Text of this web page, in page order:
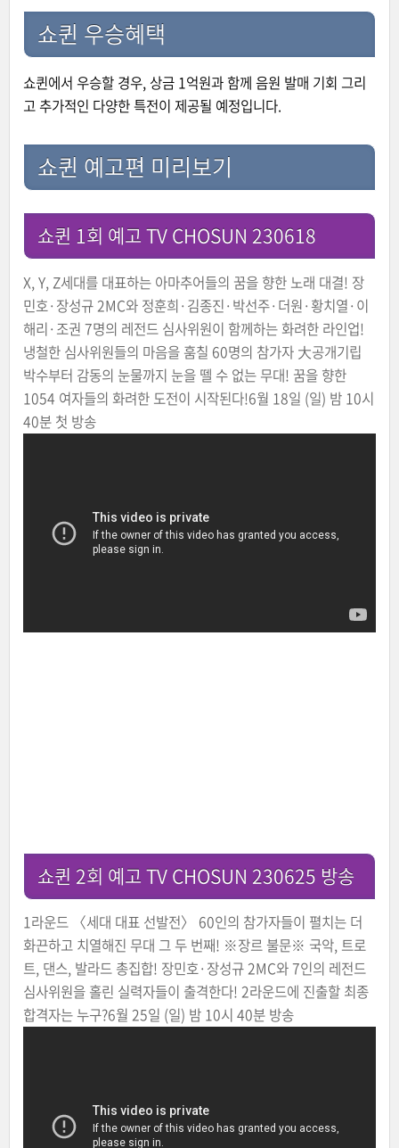
쇼퀸 우승혜택
쇼퀸에서 우승할 경우, 상금 1억원과 함께 음원 발매 기회 그리
고 추가적인 다양한 특전이 제공될 예정입니다.
쇼퀸 예고편 미리보기
쇼퀸 1회 예고 TV CHOSUN 230618
X, Y, Z세대를 대표하는 아마추어들의 꿈을 향한 노래 대결! 장
민호·장성규 2MC와 정훈희·김종진·박선주·더원·황치열·이
해리·조권 7명의 레전드 심사위원이 함께하는 화려한 라인업!
냉철한 심사위원들의 마음을 훔칠 60명의 참가자 大공개기립
박수부터 감동의 눈물까지 눈을 뗄 수 없는 무대! 꿈을 향한
1054 여자들의 화려한 도전이 시작된다!6월 18일 (일) 밤 10시
40분 첫 방송
쇼퀸 2회 예고 TV CHOSUN 230625 방송
1라운드 〈세대 대표 선발전〉 60인의 참가자들이 펼치는 더
화끈하고 치열해진 무대 그 두 번째! ※장르 불문※ 국악, 트로
트, 댄스, 발라드 총집합! 장민호·장성규 2MC와 7인의 레전드
심사위원을 홀린 실력자들이 출격한다! 2라운드에 진출할 최종
합격자는 누구?6월 25일 (일) 밤 10시 40분 방송